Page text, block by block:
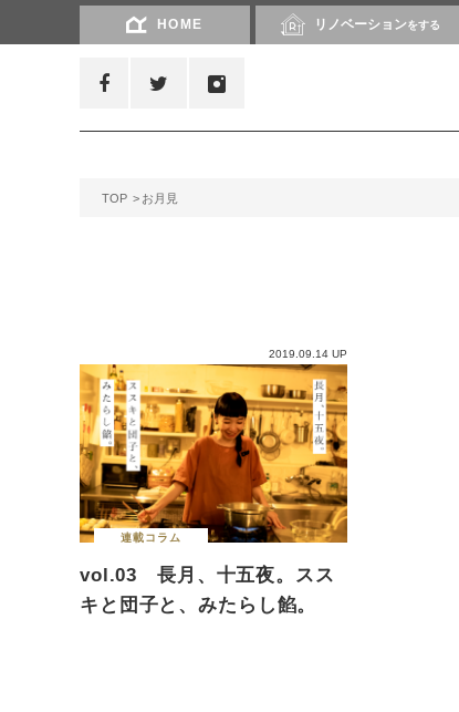
HOME リノベーションをする
TOP お月見
2019.09.14 UP
連載コラム
vol.03 長月、十五夜。スス
キと団子と、みたらし餡。